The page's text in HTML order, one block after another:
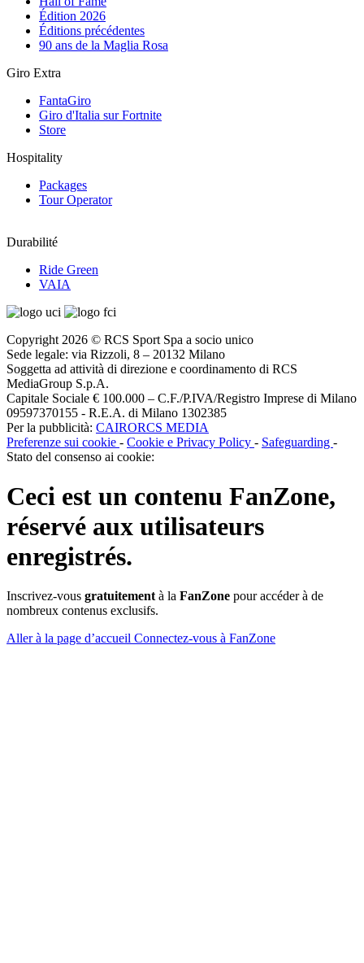
Édition 2026
Éditions précédentes
90 ans de la Maglia Rosa
Giro Extra
FantaGiro
Giro d'Italia sur Fortnite
Store
Hospitality
Packages
Tour Operator
Durabilité
Ride Green
VAIA
Copyright 2026 © RCS Sport Spa a socio unico
Sede legale: via Rizzoli, 8 – 20132 Milano
Soggetta ad attività di direzione e coordinamento di RCS
MediaGroup S.p.A.
Capitale Sociale € 100.000 – C.F./P.IVA/Registro Imprese di Milano
09597370155 - R.E.A. di Milano 1302385
Per la pubblicità: CAIRORCS MEDIA
Preferenze sui cookie - Cookie e Privacy Policy - Safeguarding -
Stato del consenso ai cookie:
Ceci est un contenu FanZone,
réservé aux utilisateurs
enregistrés.
Inscrivez-vous gratuitement à la FanZone pour accéder à de
nombreux contenus exclusifs.
Aller à la page d’accueil Connectez-vous à FanZone